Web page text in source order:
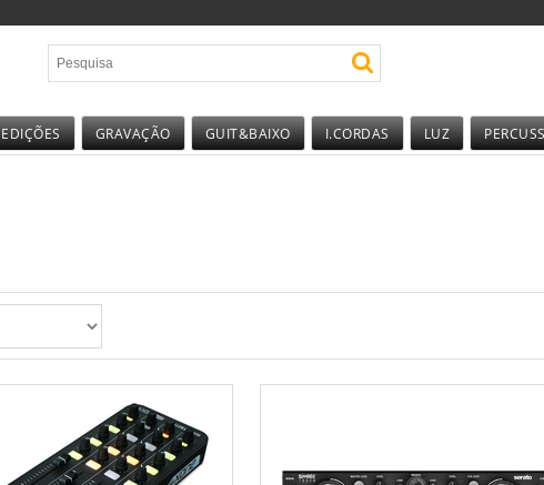
EDIÇÕES GRAVAÇÃO GUIT&BAIXO I.CORDAS LUZ